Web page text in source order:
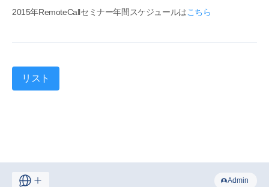
2015年RemoteCallセミナー年間スケジュールはこちら
リスト
Admin